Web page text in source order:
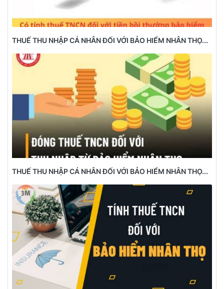
THUẾ THU NHẬP CÁ NHÂN ĐỐI VỚI BẢO HIỂM NHÂN THỌ...
THUẾ THU NHẬP CÁ NHÂN ĐỐI VỚI BẢO HIỂM NHÂN THỌ...